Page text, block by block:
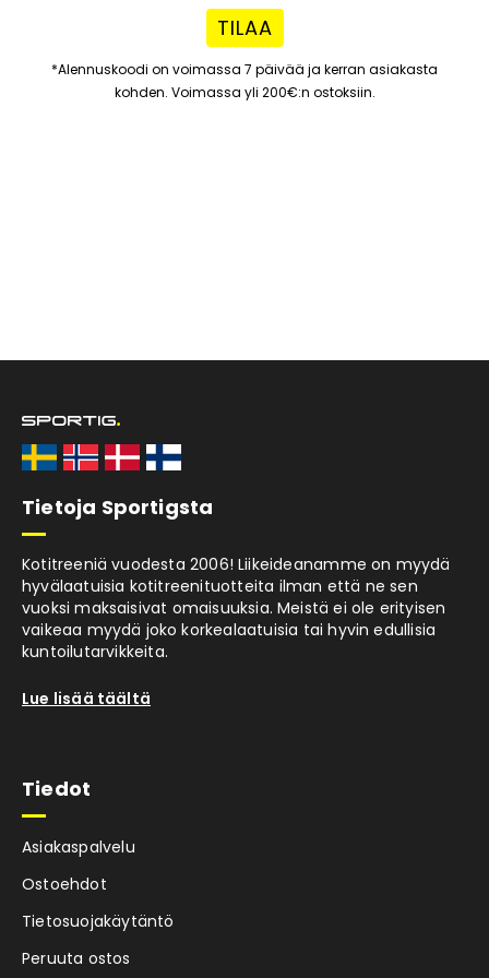
korkeussuunnassa, sekä istuinta voi työntää
pituussuunnassa. Ohjaustankoa voi myös
säätää halutulla tavalla kaltevuussuunnassa.
mukana tulevalla
verkkolaitteella.Työharjoittelun jälkeen laite
voidaan taittaa ja kuljettaa etutukijalkojen
sisään integroitujen pyörien avulla.
TILAA
*Alennuskoodi on voimassa 7 päivää ja kerran asiakasta
kohden. Voimassa yli 200€:n ostoksiin.
Tietoja Sportigsta
Kotitreeniä vuodesta 2006! Liikeideanamme on myydä
hyvälaatuisia kotitreenituotteita ilman että ne sen
vuoksi maksaisivat omaisuuksia. Meistä ei ole erityisen
vaikeaa myydä joko korkealaatuisia tai hyvin edullisia
kuntoilutarvikkeita.
Lue lisää täältä
Tiedot
Asiakaspalvelu
Ostoehdot
Tietosuojakäytäntö
Peruuta ostos